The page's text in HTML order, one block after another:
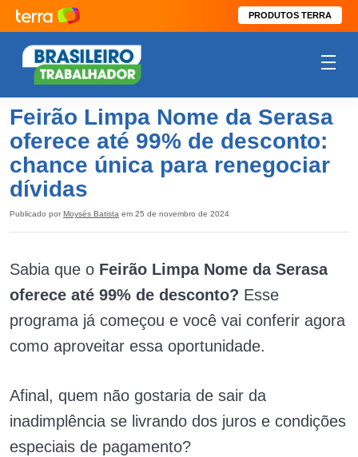
PRODUTOS TERRA
Feirão Limpa Nome da Serasa
oferece até 99% de desconto:
chance única para renegociar
dívidas
Publicado por Moysés Batista em 25 de novembro de 2024
Sabia que o Feirão Limpa Nome da Serasa
oferece até 99% de desconto? Esse
programa já começou e você vai conferir agora
como aproveitar essa oportunidade.
Afinal, quem não gostaria de sair da
inadimplência se livrando dos juros e condições
especiais de pagamento?